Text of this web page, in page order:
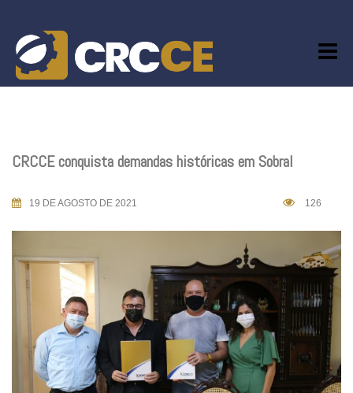
content
CRCCE conquista demandas históricas em Sobral
19 DE AGOSTO DE 2021 126